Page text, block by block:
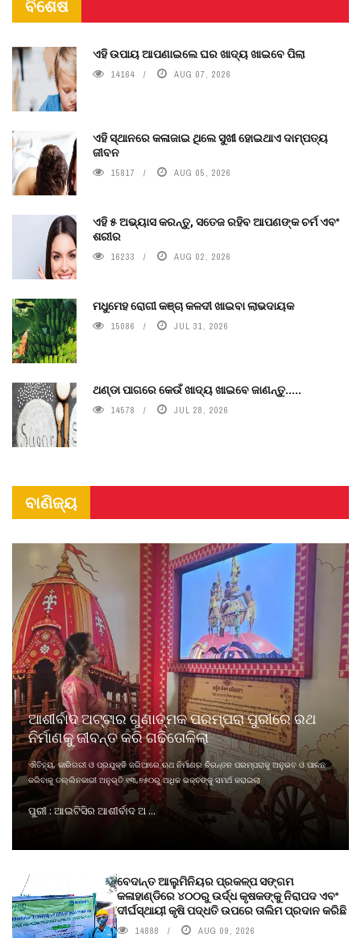
ବିଶେଷ
ଏହି ଉପାୟ ଆପଣାଇଲେ ଘର ଖାଦ୍ୟ ଖାଇବେ ପିଲା
14164 AUG 07, 2026
ଏହି ସ୍ଥାନରେ କଳାଜାଇ ଥିଲେ ସୁଖୀ ହୋଇଥାଏ ଦାମ୍ପତ୍ୟ
ଜୀବନ
15817 AUG 05, 2026
ଏହି ୫ ଅଭ୍ୟାସ କରନ୍ତୁ, ସତେଜ ରହିବ ଆପଣଙ୍କ ଚର୍ମ ଏବଂ
ଶରୀର
16233 AUG 02, 2026
ମଧୁମେହ ରୋଗୀ କଞ୍ଚା କଳଦୀ ଖାଇବା ଲାଭଦାୟକ
15086 JUL 31, 2026
ଥଣ୍ଡା ପାଗରେ କେଉଁ ଖାଦ୍ୟ ଖାଇବେ ଜାଣନ୍ତୁ.....
14578 JUL 28, 2026
ବାଣିଜ୍ୟ
ଆଶୀର୍ବାଦ ଅଟ୍ଟାର ଗୁଣାତ୍ମକ ପରମ୍ପରା ପୁରୀରେ ରଥ
ନିର୍ମାଣକୁ ଜୀବନ୍ତ କରି ଗଢିତୋଳିଲା
ଐତିହ୍ୟ, କାରିଗରୀ ଓ ପ୍ରଯୁକ୍ତି ଜରିଆରେ ଋଥ ନିର୍ମାଣର ଚିରନ୍ତନ ପରମ୍ପରାକୁ ଅନୁଭବ ଓ ପାଳନ
କରିବାକୁ ତଲ୍ଲିନକାରୀ ଅନୁଭୂତି ୧୩,୭୫୦ରୁ ଅଧିକ ଭକ୍ତଙ୍କୁ ସମର୍ଥ କରାଇଲା
ପୁରୀ : ଆଇଟିସିର ଆଶୀର୍ବାଦ ଅ ...
ବେଦାନ୍ତ ଆଲୁମିନିୟର ପ୍ରକଳ୍ପ ସଙ୍ଗମ
କଳାହାଣ୍ଡିରେ ୪୦୦ରୁ ଉର୍ଦ୍ଧ କୃଷକଙ୍କୁ ନିରାପଦ ଏବଂ
ଦୀର୍ଘସ୍ଥାୟୀ କୃଷି ପଦ୍ଧତି ଉପରେ ତାଲିମ ପ୍ରଦାନ କରିଛି
14888 AUG 09, 2026